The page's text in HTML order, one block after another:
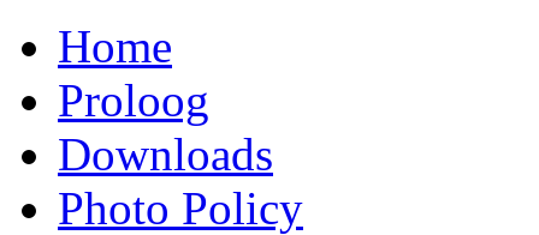
Home
Proloog
Downloads
Photo Policy